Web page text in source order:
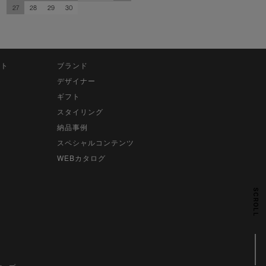
SCROLL
27 28 29 30
ブランド
デザイナー
ギフト
スタイリング
納品事例
スペシャルコンテンツ
WEBカタログ